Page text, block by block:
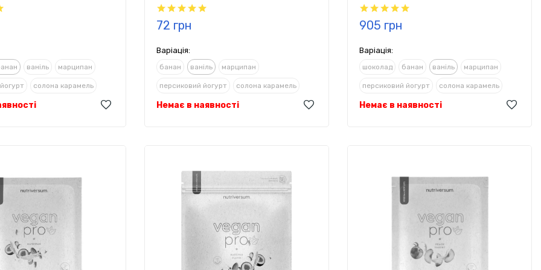
ваніль марципан
солона карамель
з корицею та стевією
72 грн
Варіація:
банан ваніль марципан
персиковий йогурт солона карамель
фундук шоколад з корицею та стевією
Немає в наявності
905 грн
Варіація:
шоколад банан ваніль марципан
персиковий йогурт солона карамель
фундук шоколад з корицею та стевією
Немає в наявності